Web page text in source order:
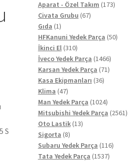
S
ürün
Aparat - Özel Takım 173173
Civata Grubu 6767
Gıda 11
ürün
HFKanuni Yedek Parça 5050
İkinci El 310310
ürün
İveco Yedek Parça 14661466
ürün
Karsan Yedek Parça 7171
Kasa Ekipmanları 3636
Klima 4747
ürün
Man Yedek Parça 10241024
ürün
Mitsubishi Yedek Parça 25612561
Oto Lastik 1313
Sigorta 88
ürün
Subaru Yedek Parça 116116
Tata Yedek Parça 15371537